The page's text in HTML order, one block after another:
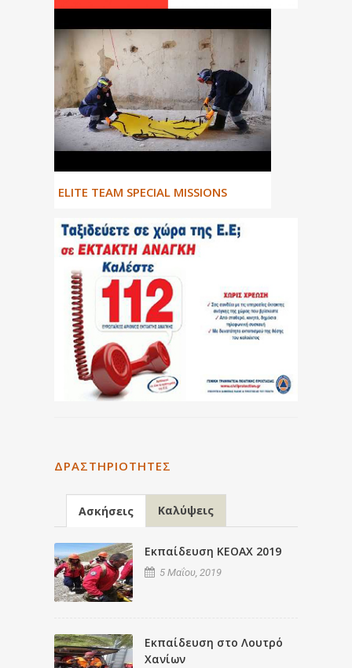
ΕLITE TEAM SPECIAL MISSIONS
ΔΡΑΣΤΗΡΙΌΤΗΤΕΣ
Ασκήσεις Καλύψεις
Εκπαίδευση ΚΕΟΑΧ 2019
5 Μαΐου, 2019
Εκπαίδευση στο Λουτρό
Χανίων